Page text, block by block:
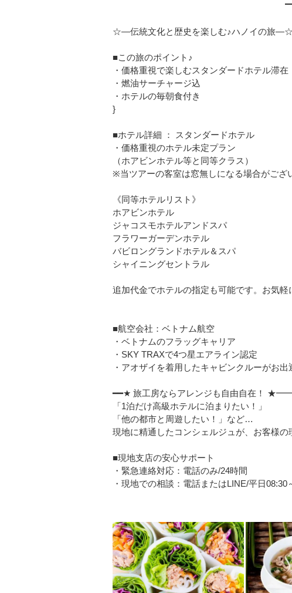
☆―伝統文化と歴史を楽しむ♪ハノイの旅―☆
■この旅のポイント♪
・価格重視で楽しむスタンダードホテル滞在
・燃油サーチャージ込
・ホテルの毎朝食付き
}
■ホテル詳細 ： スタンダードホテル
・価格重視のホテル未定プラン
（ホアビンホテル等と同等クラス）
※当ツアーの客室は窓無しになる場合がござ
《同等ホテルリスト》
ホアビンホテル
ジャコスモホテルアンドスパ
フラワーガーデンホテル
バビロングランドホテル＆スパ
シャイニングセントラル
追加代金でホテルの指定も可能です。お気軽
■航空会社：ベトナム航空
・ベトナムのフラッグキャリア
・SKY TRAXで4つ星エアライン認定
・アオザイを着用したキャビンクルーがお出
━━★ 旅工房ならアレンジも自由自在！
「1泊だけ高級ホテルに泊まりたい！」
「他の都市と周遊したい！」など…
現地に精通したコンシェルジュが、お客様の
■現地支店の安心サポート
・緊急連絡対応：電話のみ/24時間
・現地での相談：電話またはLINE/平日08:30